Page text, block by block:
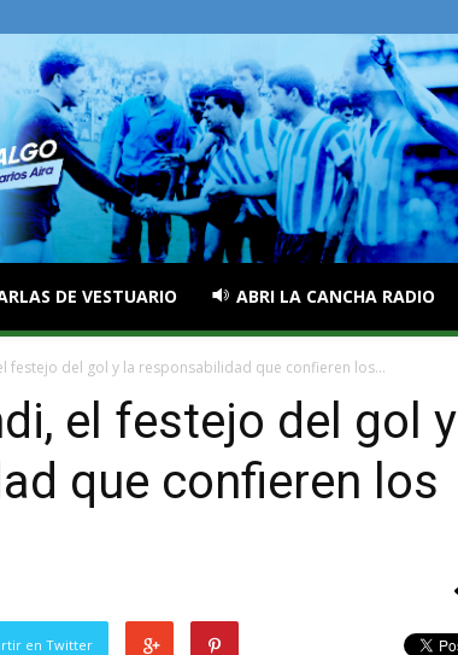
DE VESTUARIO ABRI LA CANCHA RADIO
festejo del gol y la responsabilidad que confieren los...
el festejo del gol y
que confieren los
en Twitter